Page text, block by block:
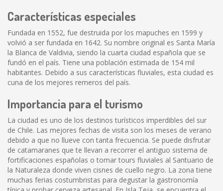
Características especiales
Fundada en 1552, fue destruida por los mapuches en 1599 y
volvió a ser fundada en 1642. Su nombre original es Santa María
la Blanca de Valdivia, siendo la cuarta ciudad española que se
fundó en el país. Tiene una población estimada de 154 mil
habitantes. Debido a sus características fluviales, esta ciudad es
cuna de los mejores remeros del país.
Importancia para el turismo
La ciudad es uno de los destinos turísticos imperdibles del sur
de Chile. Las mejores fechas de visita son los meses de verano
debido a que no llueve con tanta frecuencia. Se puede disfrutar
de catamaranes que te llevan a recorrer el antiguo sistema de
fortificaciones españolas o tomar tours fluviales al Santuario de
la Naturaleza donde viven cisnes de cuello negro. La zona tiene
muchas ferias costumbristas para degustar la gastronomía